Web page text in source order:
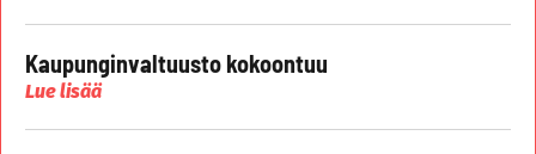
Kaupunginvaltuusto kokoontuu
Lue lisää